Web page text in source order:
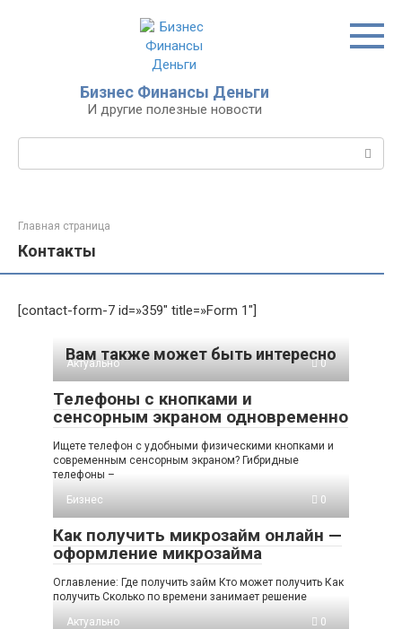
Бизнес Финансы Деньги
И другие полезные новости
Главная страница
Контакты
[contact-form-7 id=»359″ title=»Form 1″]
Вам также может быть интересно
Актуально 0
Телефоны с кнопками и
сенсорным экраном одновременно
Ищете телефон с удобными физическими кнопками и
современным сенсорным экраном? Гибридные
телефоны –
Бизнес
0
Как получить микрозайм онлайн —
оформление микрозайма
Оглавление: Где получить займ Кто может получить Как
получить Сколько по времени занимает решение
Актуально
0